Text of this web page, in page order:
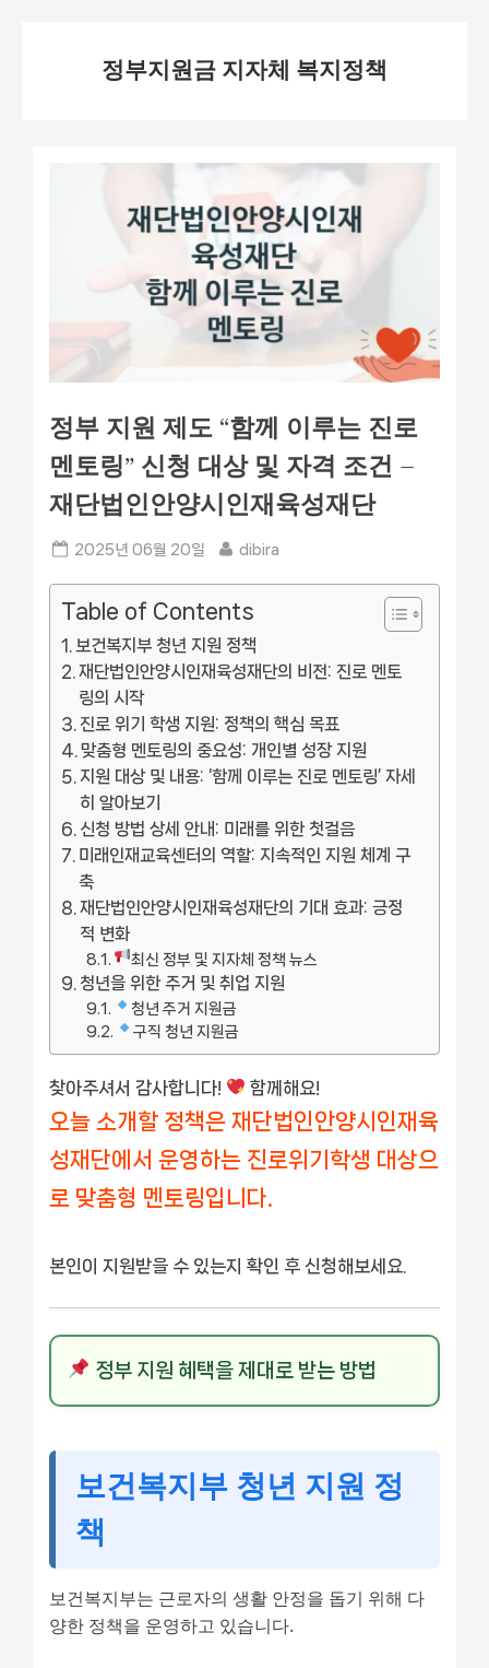
정부지원금 지자체 복지정책
정부 지원 제도 “함께 이루는 진로
멘토링” 신청 대상 및 자격 조건 –
재단법인안양시인재육성재단
Posted
2025년 06월 20일 By
dibira
Table of Contents
보건복지부 청년 지원 정책
재단법인안양시인재육성재단의 비전: 진로 멘토
링의 시작
진로 위기 학생 지원: 정책의 핵심 목표
맞춤형 멘토링의 중요성: 개인별 성장 지원
지원 대상 및 내용: ‘함께 이루는 진로 멘토링’ 자세
히 알아보기
신청 방법 상세 안내: 미래를 위한 첫걸음
미래인재교육센터의 역할: 지속적인 지원 체계 구
축
재단법인안양시인재육성재단의 기대 효과: 긍정
적 변화
최신 정부 및 지자체 정책 뉴스
청년을 위한 주거 및 취업 지원
청년 주거 지원금
구직 청년 지원금
찾아주셔서 감사합니다! 함께해요!
오늘 소개할 정책은 재단법인안양시인재육
성재단에서 운영하는 진로위기학생 대상으
로 맞춤형 멘토링입니다.
본인이 지원받을 수 있는지 확인 후 신청해보세요.
정부 지원 혜택을 제대로 받는 방법
보건복지부 청년 지원 정
책
보건복지부는 근로자의 생활 안정을 돕기 위해 다
양한 정책을 운영하고 있습니다.